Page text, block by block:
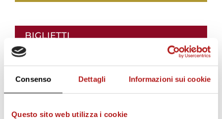
Consenso Dettagli Informazioni sui cookie
Questo sito web utilizza i cookie
BIGLIETTI